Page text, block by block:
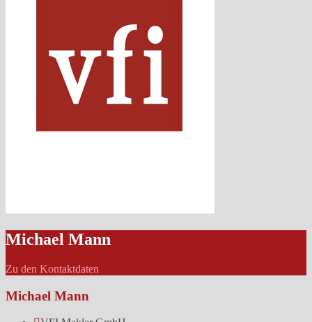
Michael Mann
Zu den Kontaktdaten
Michael Mann